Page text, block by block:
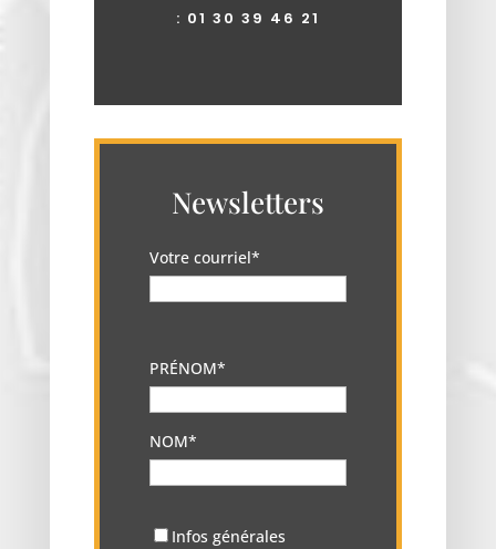
: 01 30 39 46 21
Newsletters
Votre courriel*
PRÉNOM*
NOM*
Infos générales